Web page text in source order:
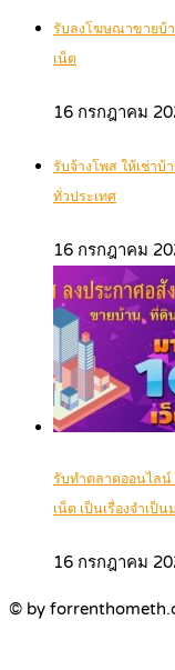
รับลงโฆษณาขายบ้
เน็ต
16 กรกฎาคม
รับจ้างโพส ให้เช่าบ้
ทั่วประเทศ
16 กรกฎาคม
รับทำตลาดออนไล
เน็ต เป็นเรื่องจำเป็
16 กรกฎาคม
© by